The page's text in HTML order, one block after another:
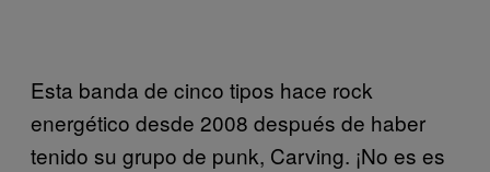
Esta banda de cinco tipos hace rock
energético desde 2008 después de haber
tenido su grupo de punk, Carving. ¡No es es